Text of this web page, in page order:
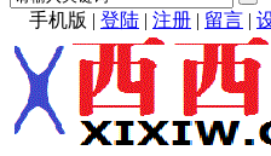
手机版 | 登陆 | 注册 | 留言 |